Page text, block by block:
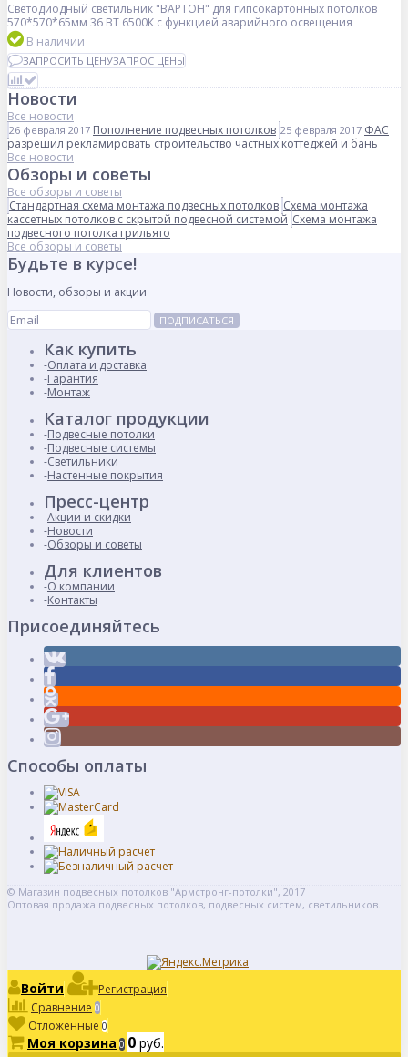
Светодиодный светильник "ВАРТОН" для гипсокартонных потолков
570*570*65мм 36 ВТ 6500К с функцией аварийного освещения
В наличии
ЗАПРОСИТЬ ЦЕНУЗАПРОС ЦЕНЫ
Новости
Все новости
26 февраля 2017 Пополнение подвесных потолков 25 февраля 2017 ФАС
разрешил рекламировать строительство частных коттеджей и бань
Все новости
Обзоры и советы
Все обзоры и советы
Стандартная схема монтажа подвесных потолков Схема монтажа
кассетных потолков с скрытой подвесной системой Схема монтажа
подвесного потолка грильято
Все обзоры и советы
Будьте в курсе!
Новости, обзоры и акции
ПОДПИСАТЬСЯ
Как купить
Оплата и доставка
Гарантия
Монтаж
Каталог продукции
Подвесные потолки
Подвесные системы
Светильники
Настенные покрытия
Пресс-центр
Акции и скидки
Новости
Обзоры и советы
Для клиентов
О компании
Контакты
Присоединяйтесь
Способы оплаты
© Магазин подвесных потолков "Армстронг-потолки", 2017
Оптовая продажа подвесных потолков, подвесных систем, светильников.
Войти
Регистрация
Сравнение 0
Отложенные 0
Моя корзина 0 0 руб.